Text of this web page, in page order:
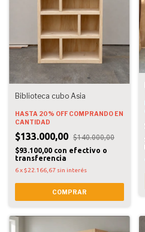
Biblioteca cubo Asia
HASTA 20% OFF COMPRANDO EN
CANTIDAD
$133.000,00
$140.000,00
$93.100,00 con efectivo o
transferencia
6x$22.166,67 sin interés
COMPRAR